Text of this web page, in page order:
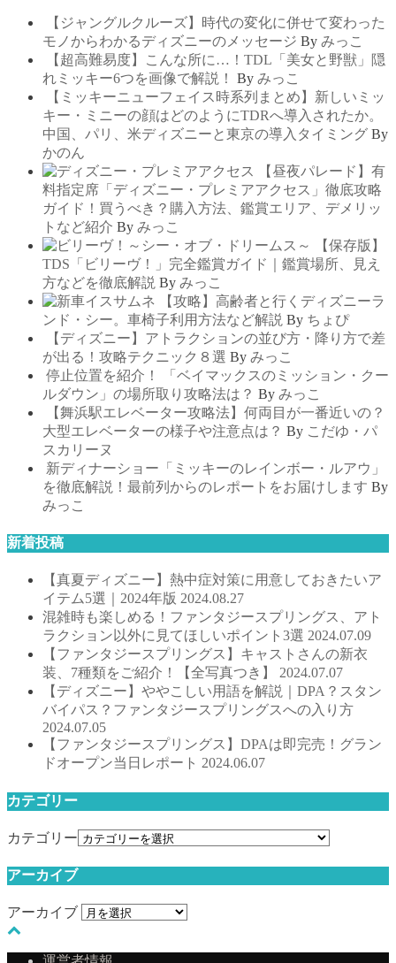
【ジャングルクルーズ】時代の変化に併せて変わった
モノからわかるディズニーのメッセージ By みっこ
【超高難易度】こんな所に…！TDL「美女と野獣」隠
れミッキー6つを画像で解説！
By みっこ
【ミッキーニューフェイス時系列まとめ】新しいミッ
キー・ミニーの顔はどのようにTDRへ導入されたか。
中国、パリ、米ディズニーと東京の導入タイミング By
かのん
【昼夜パレード】有
料指定席「ディズニー・プレミアアクセス」徹底攻略
ガイド！買うべき？購入方法、鑑賞エリア、デメリッ
トなど紹介 By みっこ
【保存版】
TDS「ビリーヴ！」完全鑑賞ガイド｜鑑賞場所、見え
方などを徹底解説 By みっこ
【攻略】高齢者と行くディズニーラ
ンド・シー。車椅子利用方法など解説 By ちょぴ
【ディズニー】アトラクションの並び方・降り方で差
が出る！攻略テクニック８選 By みっこ
停止位置を紹介！ 「ベイマックスのミッション・クー
ルダウン」の場所取り攻略法は？ By みっこ
【舞浜駅エレベーター攻略法】何両目が一番近いの？
大型エレベーターの様子や注意点は？ By こだゆ・パ
スカリーヌ
新ディナーショー「ミッキーのレインボー・ルアウ」
を徹底解説！最前列からのレポートをお届けします By
みっこ
新着投稿
【真夏ディズニー】熱中症対策に用意しておきたいア
イテム5選｜2024年版 2024.08.27
混雑時も楽しめる！ファンタジースプリングス、アト
ラクション以外に見てほしいポイント3選 2024.07.09
【ファンタジースプリングス】キャストさんの新衣
装、7種類をご紹介！【全写真つき】 2024.07.07
【ディズニー】ややこしい用語を解説｜DPA？スタン
バイパス？ファンタジースプリングスへの入り方
2024.07.05
【ファンタジースプリングス】DPAは即完売！グラン
ドオープン当日レポート 2024.06.07
カテゴリー
カテゴリー
アーカイブ
アーカイブ